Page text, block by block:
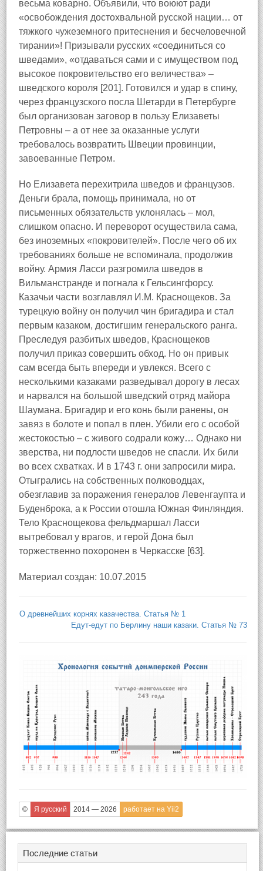
весьма коварно. Объявили, что воюют ради
«освобождения достохвальной русской нации… от
тяжкого чужеземного притеснения и бесчеловечной
тирании»! Призывали русских «соединиться со
шведами», «отдаваться сами и с имуществом под
высокое покровительство его величества» –
шведского короля [201]. Готовился и удар в спину,
через французского посла Шетарди в Петербурге
был организован заговор в пользу Елизаветы
Петровны – а от нее за оказанные услуги
требовалось возвратить Швеции провинции,
завоеванные Петром.
Но Елизавета перехитрила шведов и французов.
Деньги брала, помощь принимала, но от
письменных обязательств уклонялась – мол,
слишком опасно. И переворот осуществила сама,
без иноземных «покровителей». После чего об их
требованиях больше не вспоминала, продолжив
войну. Армия Ласси разгромила шведов в
Вильманстранде и погнала к Гельсингфорсу.
Казачьи части возглавлял И.М. Краснощеков. За
турецкую войну он получил чин бригадира и стал
первым казаком, достигшим генеральского ранга.
Преследуя разбитых шведов, Краснощеков
получил приказ совершить обход. Но он привык
сам всегда быть впереди и увлекся. Всего с
несколькими казаками разведывал дорогу в лесах
и нарвался на большой шведский отряд майора
Шаумана. Бригадир и его конь были ранены, он
завяз в болоте и попал в плен. Убили его с особой
жестокостью – с живого содрали кожу… Однако ни
зверства, ни подлости шведов не спасли. Их били
во всех схватках. И в 1743 г. они запросили мира.
Отыгрались на собственных полководцах,
обезглавив за поражения генералов Левенгаупта и
Буденброка, а к России отошла Южная Финляндия.
Тело Краснощекова фельдмаршал Ласси
вытребовал у врагов, и герой Дона был
торжественно похоронен в Черкасске [63].
Материал создан: 10.07.2015
О древнейших корнях казачества. Статья № 1
Едут-едут по Берлину наши казаки. Статья № 73
© Я русский 2014 — 2026 работает на Yii2
Последние статьи